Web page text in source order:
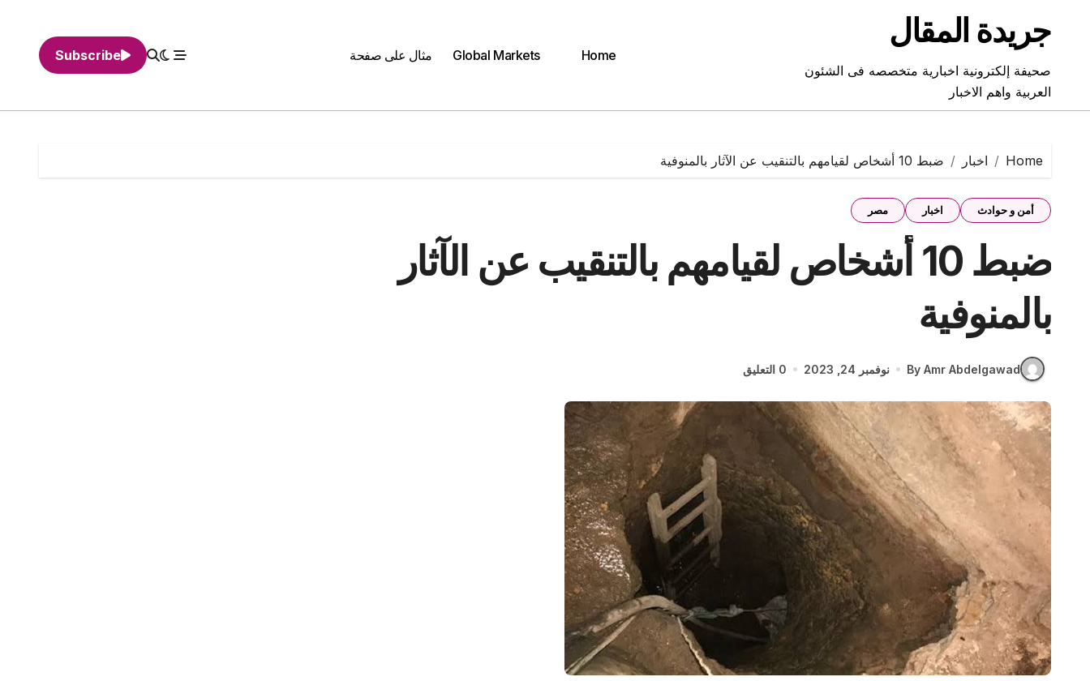
contentجريدة المقال
صحيفة إلكترونية اخبارية متخصصه فى الشئون
العربية واهم الاخبار
Home
Global Markets مثال على صفحة Subscribe
Home اخبار ضبط 10 أشخاص لقيامهم بالتنقيب عن الآثار بالمنوفية
أمن و حوادث اخبار مصر
ضبط 10 أشخاص لقيامهم بالتنقيب عن الآثار
بالمنوفية
By Amr Abdelgawad نوفمبر 24, 2023 0 التعليق